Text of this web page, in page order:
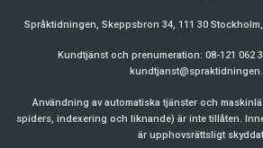
Språktidningen, Skeppsbron 34, 111 30 Stockholm,
Kundtjänst och prenumeration: 08-121 062
Användning av automatiska tjänster och
spiders, indexering och liknande) är inte tillåten.
är upphovsrättsligt skyddat.